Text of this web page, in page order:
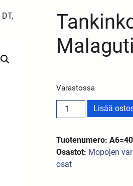
Varastossa
Lisää
Tuotenumero:
Osastot: Mopojen
osat